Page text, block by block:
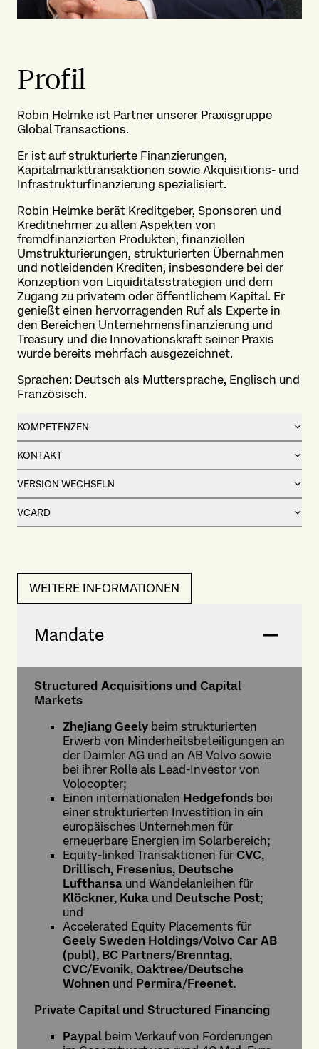
Profil
Robin Helmke ist Partner unserer Praxisgruppe
Global Transactions.
Er ist auf strukturierte Finanzierungen,
Kapitalmarkttransaktionen sowie Akquisitions- und
Infrastrukturfinanzierung spezialisiert.
Robin Helmke berät Kreditgeber, Sponsoren und
Kreditnehmer zu allen Aspekten von
fremdfinanzierten Produkten, finanziellen
Umstrukturierungen, strukturierten Übernahmen
und notleidenden Krediten, insbesondere bei der
Konzeption von Liquiditätsstrategien und dem
Zugang zu privatem oder öffentlichem Kapital. Er
genießt einen hervorragenden Ruf als Experte in
den Bereichen Unternehmensfinanzierung und
Treasury und die Innovationskraft seiner Praxis
wurde bereits mehrfach ausgezeichnet.
Sprachen: Deutsch als Muttersprache, Englisch und
Französisch.
KOMPETENZEN
KONTAKT
VERSION WECHSELN
VCARD
WEITERE INFORMATIONEN
Mandate
Structured Acquisitions und Capital
Markets
Zhejiang Geely beim strukturierten
Erwerb von Minderheitsbeteiligungen an
der Daimler AG und an AB Volvo sowie
bei ihrer Rolle als Lead-Investor von
Volocopter;
Einen internationalen Hedgefonds bei
einer strukturierten Investition in ein
europäisches Unternehmen für
erneuerbare Energien im Solarbereich;
Equity-linked Transaktionen für CVC,
Drillisch, Fresenius, Deutsche
Lufthansa und Wandelanleihen für
Klöckner, Kuka und Deutsche Post;
und
Accelerated Equity Placements für
Geely Sweden Holdings/Volvo Car AB
(publ), BC Partners/Brenntag,
CVC/Evonik, Oaktree/Deutsche
Wohnen und Permira/Freenet.
Private Capital und Structured Financing
Paypal beim Verkauf von Forderungen